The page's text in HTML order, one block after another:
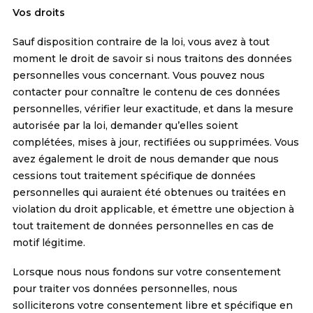
Vos droits
Sauf disposition contraire de la loi, vous avez à tout
moment le droit de savoir si nous traitons des données
personnelles vous concernant. Vous pouvez nous
contacter pour connaître le contenu de ces données
personnelles, vérifier leur exactitude, et dans la mesure
autorisée par la loi, demander qu’elles soient
complétées, mises à jour, rectifiées ou supprimées. Vous
avez également le droit de nous demander que nous
cessions tout traitement spécifique de données
personnelles qui auraient été obtenues ou traitées en
violation du droit applicable, et émettre une objection à
tout traitement de données personnelles en cas de
motif légitime.
Lorsque nous nous fondons sur votre consentement
pour traiter vos données personnelles, nous
solliciterons votre consentement libre et spécifique en